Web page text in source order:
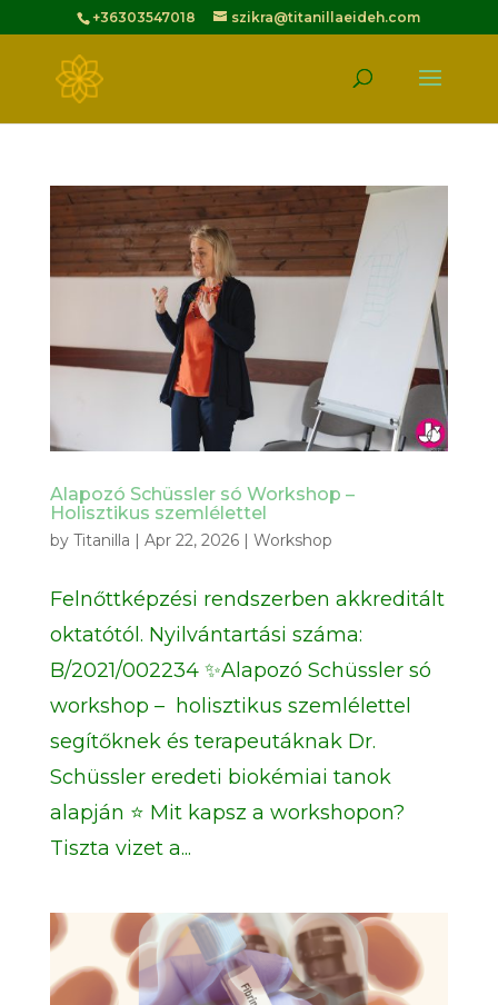
+36303547018 szikra@titanillaeideh.com
Alapozó Schüssler só Workshop –
Holisztikus szemlélettel
by Titanilla | Apr 22, 2026| Workshop
Felnőttképzési rendszerben akkreditált
oktatótól. Nyilvántartási száma:
B/2021/002234 ✨Alapozó Schüssler só
workshop – holisztikus szemlélettel
segítőknek és terapeutáknak Dr.
Schüssler eredeti biokémiai tanok
alapján ⭐ Mit kapsz a workshopon?
Tiszta vizet a...